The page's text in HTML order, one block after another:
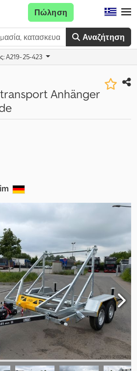
Αναζήτηση
Πώληση
A219-25-423
Anhänger